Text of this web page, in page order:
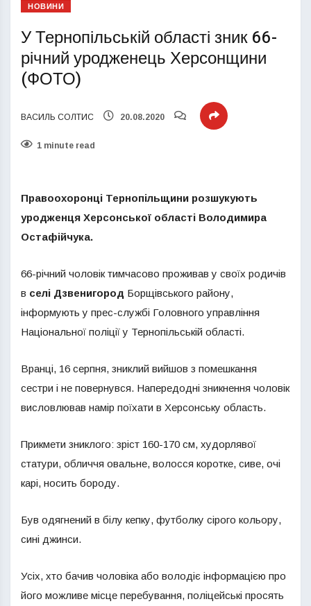
НОВИНИ
У Тернопільській області зник 66-
річний уродженець Херсонщини
(ФОТО)
ВАСИЛЬ СОЛТИС 20.08.2020
1 minute read
Правоохоронці Тернопільщини розшукують
уродженця Херсонської області Володимира
Остафійчука.
66-річний чоловік тимчасово проживав у своїх родичів
в селі Дзвенигород Борщівського району,
інформують у прес-службі Головного управління
Національної поліції у Тернопільській області.
Вранці, 16 серпня, зниклий вийшов з помешкання
сестри і не повернувся. Напередодні зникнення чоловік
висловлював намір поїхати в Херсонську область.
Прикмети зниклого: зріст 160-170 см, худорлявої
статури, обличчя овальне, волосся коротке, сиве, очі
карі, носить бороду.
Був одягнений в білу кепку, футболку сірого кольору,
сині джинси.
Усіх, хто бачив чоловіка або володіє інформацією про
його можливе місце перебування, поліцейські просять